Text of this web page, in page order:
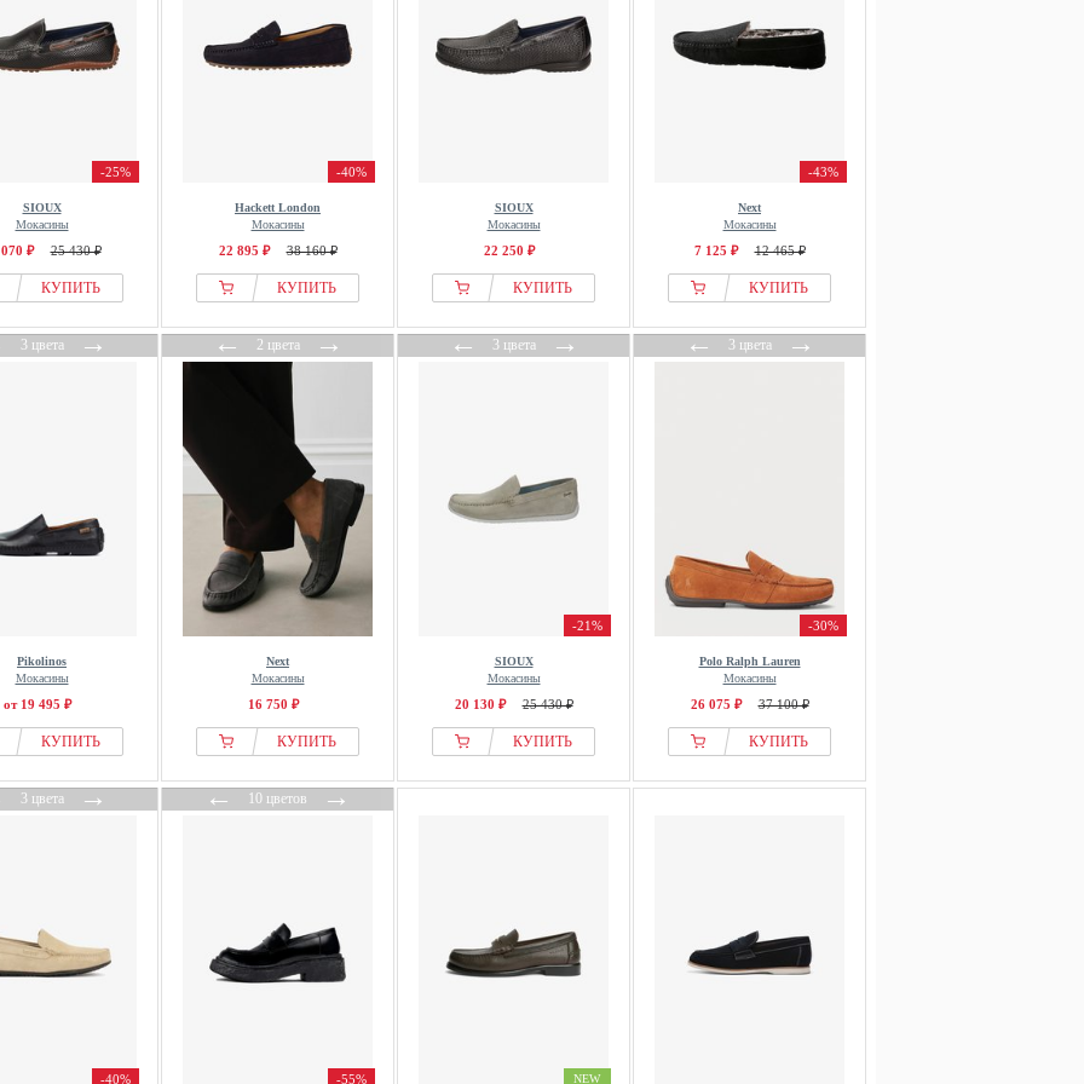
-25%
SIOUX
Мокасины
₽ 25 430 ₽
КУПИТЬ
-40%
Hackett London
Мокасины
22 895 ₽ 38 160 ₽
КУПИТЬ
SIOUX
Мокасины
22 250 ₽
КУПИТЬ
-43%
Next
Мокасины
7 125 ₽ 12 465 ₽
КУПИТЬ
3 цвета→
Pikolinos
Мокасины
от 19 495 ₽
КУПИТЬ
←2 цвета→
Next
Мокасины
16 750 ₽
КУПИТЬ
←3 цвета→
-21%
SIOUX
Мокасины
20 130 ₽ 25 430 ₽
КУПИТЬ
←3 цвета→
-30%
Polo Ralph Lauren
Мокасины
26 075 ₽ 37 100 ₽
КУПИТЬ
3 цвета→
-40%
←10 цветов→
-55% NEW